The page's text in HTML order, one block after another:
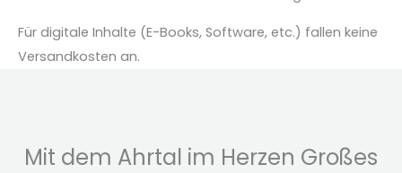
Für digitale Inhalte (E-Books, Software, etc.) fallen keine
Versandkosten an.
Mit dem Ahrtal im Herzen Großes